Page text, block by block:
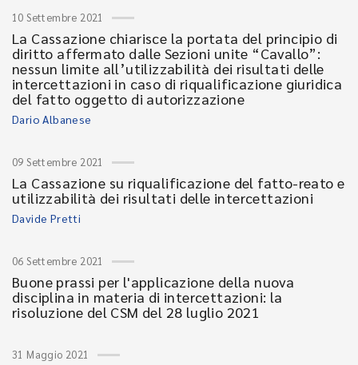
10 Settembre 2021
La Cassazione chiarisce la portata del principio di
diritto affermato dalle Sezioni unite “Cavallo”:
nessun limite all’utilizzabilità dei risultati delle
intercettazioni in caso di riqualificazione giuridica
del fatto oggetto di autorizzazione
Dario Albanese
09 Settembre 2021
La Cassazione su riqualificazione del fatto-reato e
utilizzabilità dei risultati delle intercettazioni
Davide Pretti
06 Settembre 2021
Buone prassi per l'applicazione della nuova
disciplina in materia di intercettazioni: la
risoluzione del CSM del 28 luglio 2021
31 Maggio 2021